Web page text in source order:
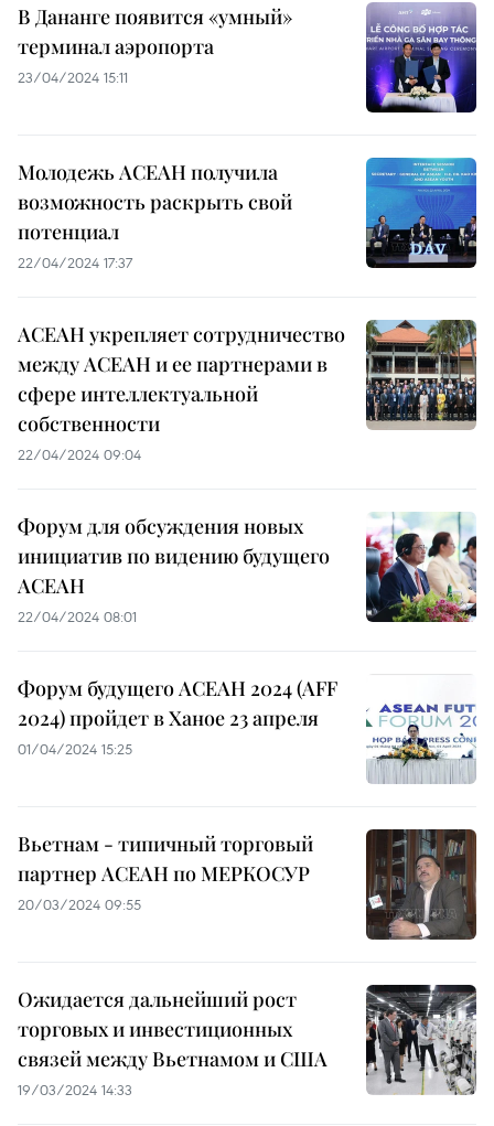
В Дананге появится «умный»
терминал аэропорта
23/04/2024 15:11
Молодежь АСЕАН получила
возможность раскрыть свой
потенциал
22/04/2024 17:37
АСЕАН укрепляет сотрудничество
между АСЕАН и ее партнерами в
сфере интеллектуальной
собственности
22/04/2024 09:04
Форум для обсуждения новых
инициатив по видению будущего
АСЕАН
22/04/2024 08:01
Форум будущего АСЕАН 2024 (AFF
2024) пройдет в Ханое 23 апреля
01/04/2024 15:25
Вьетнам - типичный торговый
партнер АСЕАН по МЕРКОСУР
20/03/2024 09:55
Ожидается дальнейший рост
торговых и инвестиционных
связей между Вьетнамом и США
19/03/2024 14:33